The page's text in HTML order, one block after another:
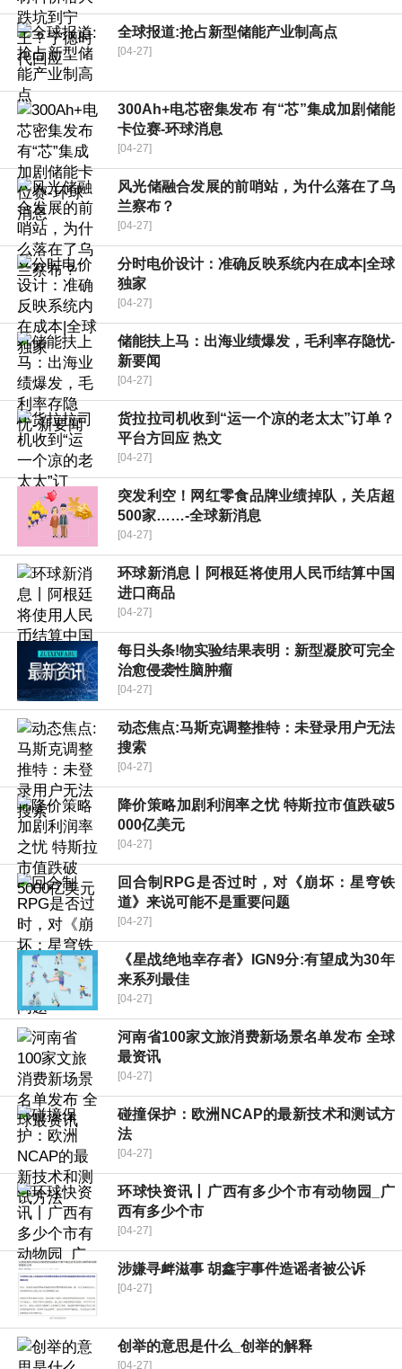
全球报道:抢占新型储能产业制高点
[04-27]
300Ah+电芯密集发布 有“芯”集成加剧储能
卡位赛-环球消息
[04-27]
风光储融合发展的前哨站，为什么落在了乌
兰察布？
[04-27]
分时电价设计：准确反映系统内在成本|全球
独家
[04-27]
储能扶上马：出海业绩爆发，毛利率存隐忧-
新要闻
[04-27]
货拉拉司机收到“运一个凉的老太太”订单？
平台方回应 热文
[04-27]
突发利空！网红零食品牌业绩掉队，关店超
500家……-全球新消息
[04-27]
环球新消息丨阿根廷将使用人民币结算中国
进口商品
[04-27]
每日头条!物实验结果表明：新型凝胶可完全
治愈侵袭性脑肿瘤
[04-27]
动态焦点:马斯克调整推特：未登录用户无法
搜索
[04-27]
降价策略加剧利润率之忧 特斯拉市值跌破5
000亿美元
[04-27]
回合制RPG是否过时，对《崩坏：星穹铁
道》来说可能不是重要问题
[04-27]
《星战绝地幸存者》IGN9分:有望成为30年
来系列最佳
[04-27]
河南省100家文旅消费新场景名单发布 全球
最资讯
[04-27]
碰撞保护：欧洲NCAP的最新技术和测试方
法
[04-27]
环球快资讯丨广西有多少个市有动物园_广
西有多少个市
[04-27]
涉嫌寻衅滋事 胡鑫宇事件造谣者被公诉
[04-27]
创举的意思是什么_创举的解释
[04-27]